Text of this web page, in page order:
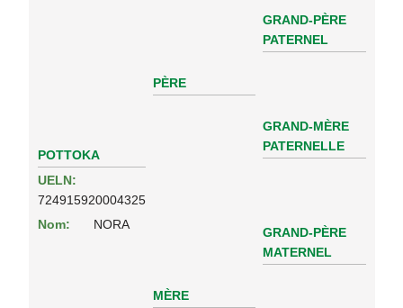
POTTOKA
UELN:
724915920004325
Nom:
NORA
PÈRE
GRAND-PÈRE
PATERNEL
GRAND-MÈRE
PATERNELLE
MÈRE
GRAND-PÈRE
MATERNEL